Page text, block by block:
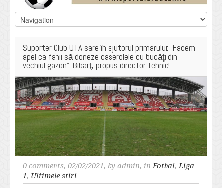
Suporter Club UTA sare în ajutorul primarului: „Facem
apel ca fanii să doneze caserolele cu bucăţi din
vechiul gazon”. Bibarţ, propus director tehnic!
0 comments, 02/02/2021, by admin, inFotbal,Liga
1, Ultimele stiri